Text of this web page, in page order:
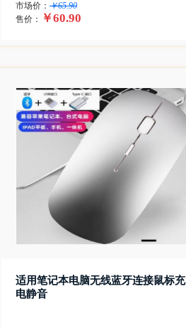
市场价： ￥65.90
售价：
￥60.90
适用笔记本电脑无线蓝牙连接鼠标充
电静音